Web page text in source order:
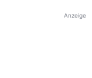
Anzeige